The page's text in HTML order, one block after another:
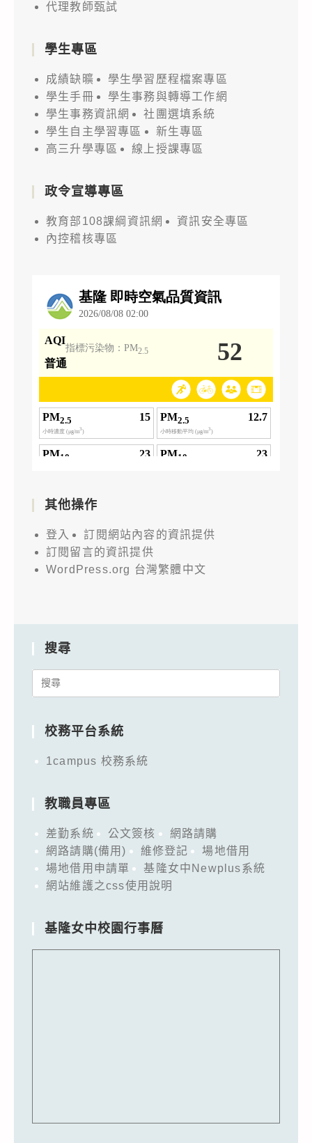
代理教師甄試
學生專區
成績缺曠
學生學習歷程檔案專區
學生手冊
學生事務與轉導工作網
學生事務資訊網
社團選填系統
學生自主學習專區
新生專區
高三升學專區
線上授課專區
政令宣導專區
教育部108課綱資訊網
資訊安全專區
內控稽核專區
其他操作
登入
訂閱網站內容的資訊提供
訂閱留言的資訊提供
WordPress.org 台灣繁體中文
搜尋
Search
校務平台系統
1campus 校務系統
教職員專區
差勤系統 公文簽核
網路請購
網路請購(備用)
維修登記
場地借用
場地借用申請單
基隆女中Newplus系統
網站維護之css使用說明
基隆女中校園行事曆